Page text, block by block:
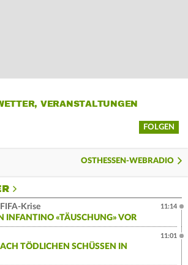
VERANSTALTUNGEN
FOLGEN
OSTHESSEN-WEBRADIO
Krise
INFANTINO «TÄUSCHUNG» VOR
11:14
TÖDLICHEN SCHÜSSEN IN
11:01